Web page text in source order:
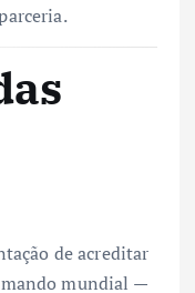
de acreditar
mundial —